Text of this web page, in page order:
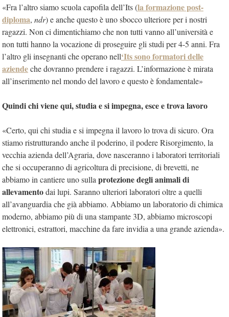
«Fra l’altro siamo scuola capofila dell’Its (la formazione post-
diploma, ndr) e anche questo è uno sbocco ulteriore per i nostri
ragazzi. Non ci dimentichiamo che non tutti vanno all’università e
non tutti hanno la vocazione di proseguire gli studi per 4-5 anni. Fra
l’altro gli insegnanti che operano nell‘Its sono formatori delle
aziendeche dovranno prendere i ragazzi. L’informazione è mirata
all’inserimento nel mondo del lavoro e questo è fondamentale»
Quindi chi viene qui, studia e si impegna, esce e trova lavoro
«Certo, qui chi studia e si impegna il lavoro lo trova di sicuro. Ora
stiamo ristrutturando anche il poderino, il podere Risorgimento, la
vecchia azienda dell’Agraria, dove nasceranno i laboratori territoriali
che si occuperanno di agricoltura di precisione, di brevetti, ne
abbiamo in cantiere uno sulla protezione degli animali di
allevamentodai lupi. Saranno ulteriori laboratori oltre a quelli
all’avanguardia che già abbiamo. Abbiamo un laboratorio di chimica
moderno, abbiamo più di una stampante 3D, abbiamo microscopi
elettronici, estrattori, macchine da fare invidia a una grande azienda».